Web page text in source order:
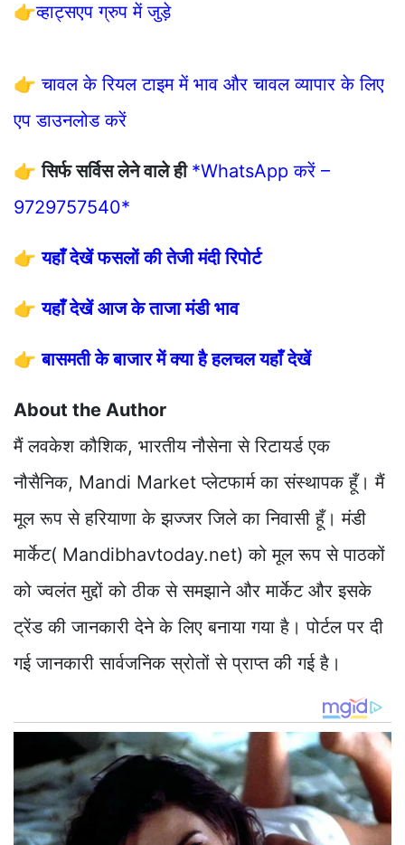
👉व्हाट्सएप ग्रुप में जुड़े
👉चावल के रियल टाइम में भाव और चावल व्यापार के लिए
एप डाउनलोड करें
👉सिर्फ सर्विस लेने वाले ही *WhatsApp करें –
9729757540*
👉यहाँ देखें फसलों की तेजी मंदी रिपोर्ट
👉यहाँ देखें आज के ताजा मंडी भाव
👉बासमती के बाजार में क्या है हलचल यहाँ देखें
About the Author
मैं लवकेश कौशिक, भारतीय नौसेना से रिटायर्ड एक
नौसैनिक, Mandi Market प्लेटफार्म का संस्थापक हूँ। मैं
मूल रूप से हरियाणा के झज्जर जिले का निवासी हूँ। मंडी
मार्केट( Mandibhavtoday.net) को मूल रूप से पाठकों
को ज्वलंत मुद्दों को ठीक से समझाने और मार्केट और इसके
ट्रेंड की जानकारी देने के लिए बनाया गया है। पोर्टल पर दी
गई जानकारी सार्वजनिक स्रोतों से प्राप्त की गई है।